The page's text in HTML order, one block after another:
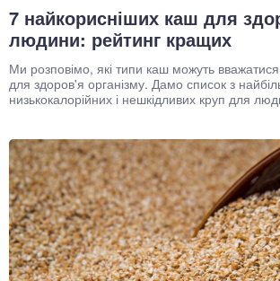
7 найкорисніших каш для
людини: рейтинг кращих
Ми розповімо, які типи каш можуть
для здоров'я організму. Дамо список з
низькокалорійних і нешкідливих круп для